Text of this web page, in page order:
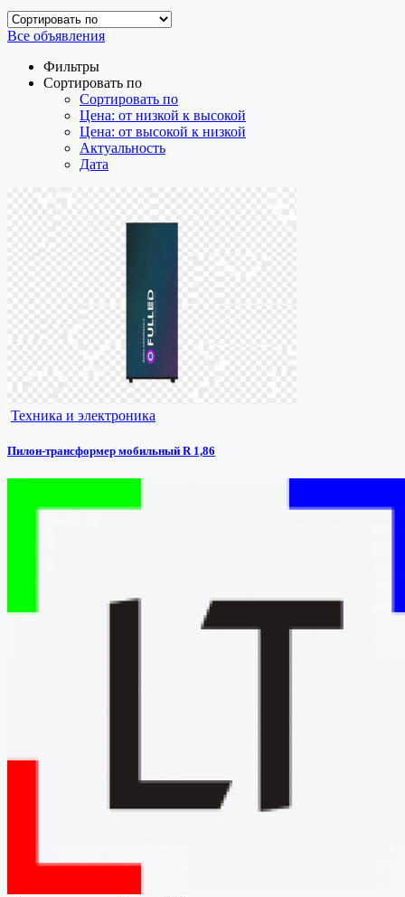
Все объявления
Фильтры
Сортировать по
Сортировать по
Цена: от низкой к высокой
Цена: от высокой к низкой
Актуальность
Дата
Техника и электроника
Пилон-трансформер мобильный R 1,86